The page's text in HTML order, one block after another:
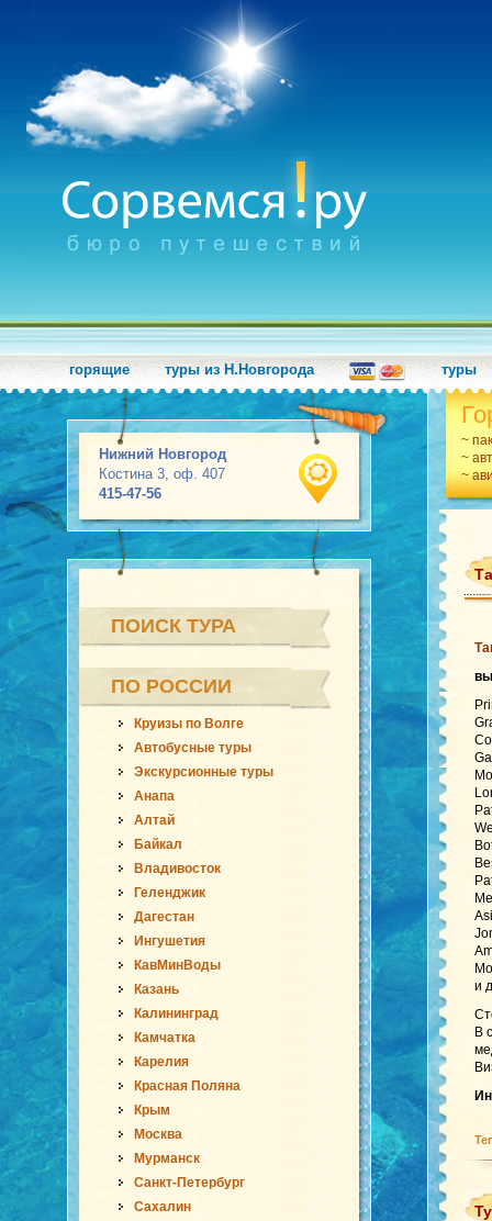
горящие туры из Н.Новгорода туры
Нижний Новгород
Костина 3, оф. 407
415-47-56
~
~
~
ПОИСК ТУРА
ПО РОССИИ
Круизы по Волге
Автобусные туры
Экскурсионные туры
Анапа
Алтай
Байкал
Владивосток
Геленджик
Дагестан
Ингушетия
КавМинВоды
Казань
Калининград
Камчатка
Карелия
Красная Поляна
Крым
Москва
Мурманск
Санкт-Петербург
Сахалин
и
В